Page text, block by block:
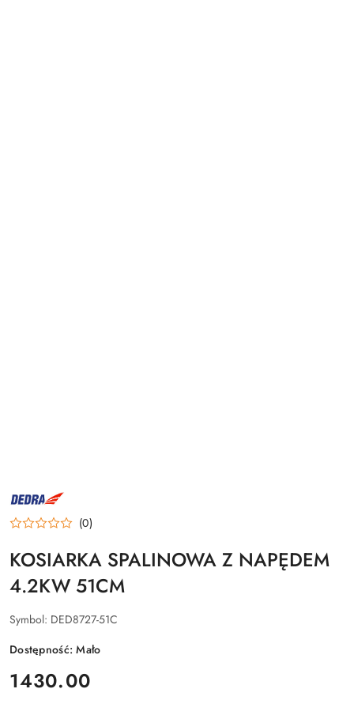
NAZWA
PRODUCENTA:
DEDRA (0)
KOSIARKA SPALINOWA Z NAPĘDEM
4.2KW 51CM
Symbol: DED8727-51C
Dostępność:Mało
cena:
1430.00